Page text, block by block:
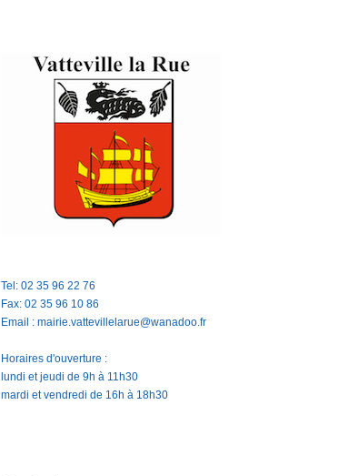
Tel: 02 35 96 22 76
Fax: 02 35 96 10 86
Email : mairie.vattevillelarue@wanadoo.fr
Horaires d'ouverture :
lundi et jeudi de 9h à 11h30
mardi et vendredi de 16h à 18h30